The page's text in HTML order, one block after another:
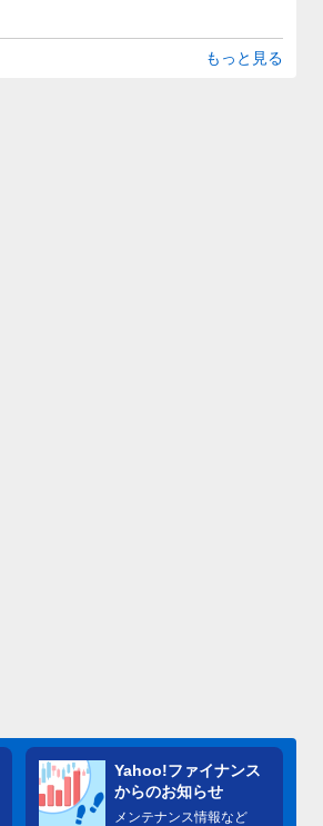
もっと見る
Yahoo!ファイナンス
からのお知らせ
メンテナンス情報など